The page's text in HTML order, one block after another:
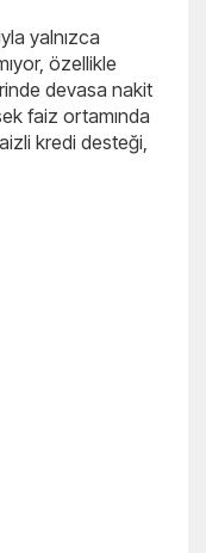
yalnızca
özellikle
devasa nakit
faiz ortamında
kredi desteği,